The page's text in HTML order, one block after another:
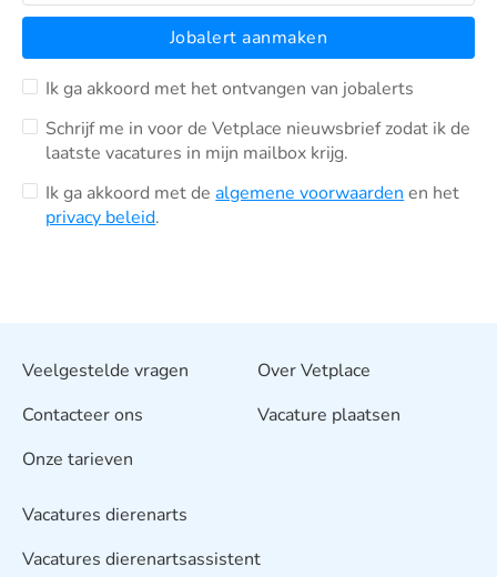
Jobalert aanmaken
Ik ga akkoord met het ontvangen van jobalerts
Schrijf me in voor de Vetplace nieuwsbrief zodat ik de
laatste vacatures in mijn mailbox krijg.
Ik ga akkoord met dealgemene voorwaarden en het
privacy beleid.
Veelgestelde vragen
Contacteer ons
Onze tarieven
Over Vetplace
Vacature plaatsen
Vacatures dierenarts
Vacatures dierenartsassistent